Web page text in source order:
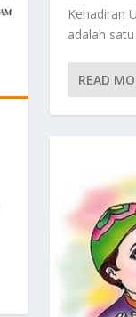
Kehadiran
adalah
READ